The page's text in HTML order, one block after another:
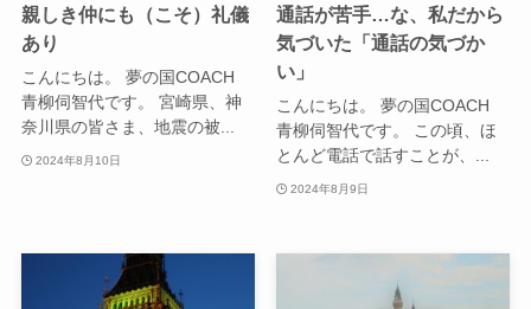
親しき仲にも（こそ）礼儀
あり
こんにちは。 夢の国COACH
青柳伺智代です。 宮崎県、神
奈川県の皆さま、地震の被...
2024年8月10日
通話が苦手…な、私だから
気づいた「通話の気づか
い」
こんにちは。 夢の国COACH
青柳伺智代です。 この頃、ほ
とんど電話で話すことが、...
2024年8月9日